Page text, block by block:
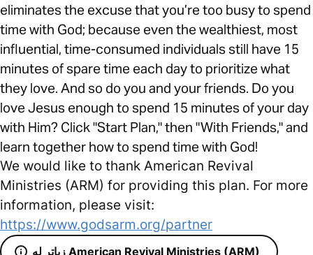
eliminates the excuse that you’re too busy to spend
time with God; because even the wealthiest, most
influential, time-consumed individuals still have 15
minutes of spare time each day to prioritize what
they love. And so do you and your friends. Do you
love Jesus enough to spend 15 minutes of your day
with Him? Click "Start Plan," then "With Friends," and
learn together how to spend time with God!
We would like to thank American Revival
Ministries (ARM) for providing this plan. For more
information, please visit:
https://www.godsarm.org/partner
زیاتر لە American Revival Ministries (ARM)